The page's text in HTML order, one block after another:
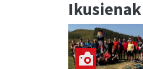
Ikusienak